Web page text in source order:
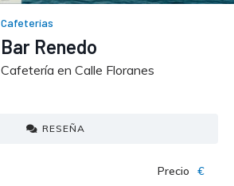
Cafeterías
Bar Renedo
Cafetería en Calle Floranes
RESEÑA
Precio €